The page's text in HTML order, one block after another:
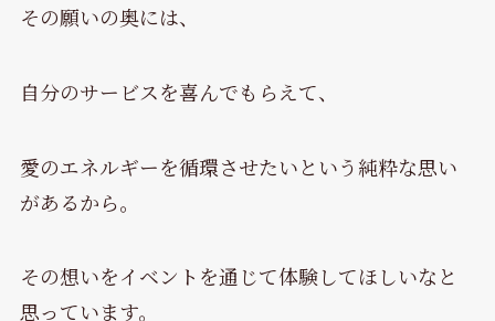
その願いの奥には、
自分のサービスを喜んでもらえて、
愛のエネルギーを循環させたいという純粋な思い
があるから。
その想いをイベントを通じて体験してほしいなと
思っています。